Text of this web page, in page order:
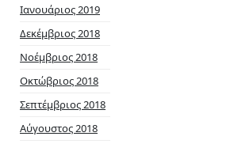
Ιανουάριος 2019
Δεκέμβριος 2018
Νοέμβριος 2018
Οκτώβριος 2018
Σεπτέμβριος 2018
Αύγουστος 2018